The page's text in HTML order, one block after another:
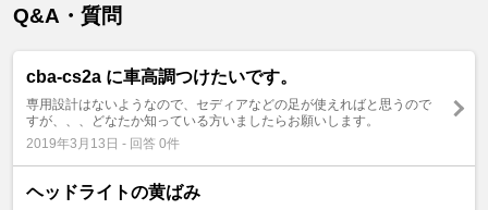
Q&A・質問
cba-cs2a に車高調つけたいです。
専用設計はないようなので、セディアなどの足が使えればと思うので
すが、、、どなたか知っている方いましたらお願いします。
2019年3月13日 - 回答 0件
ヘッドライトの黄ばみ